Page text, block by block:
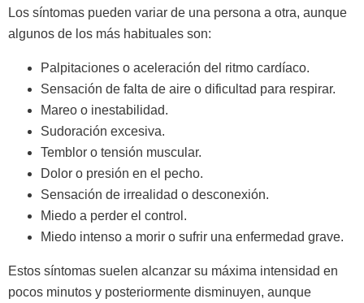
Los síntomas pueden variar de una persona a otra, aunque
algunos de los más habituales son:
Palpitaciones o aceleración del ritmo cardíaco.
Sensación de falta de aire o dificultad para respirar.
Mareo o inestabilidad.
Sudoración excesiva.
Temblor o tensión muscular.
Dolor o presión en el pecho.
Sensación de irrealidad o desconexión.
Miedo a perder el control.
Miedo intenso a morir o sufrir una enfermedad grave.
Estos síntomas suelen alcanzar su máxima intensidad en
pocos minutos y posteriormente disminuyen, aunque